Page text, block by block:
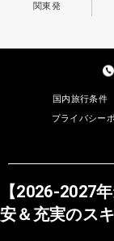
関東発
国内旅行条件
プライバシー
【2026-2027
安＆充実のス